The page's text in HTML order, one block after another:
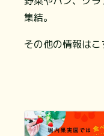
集結。
その他の情報はこ